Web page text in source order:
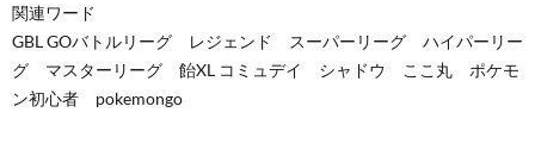
関連ワード
GBL GOバトルリーグ レジェンド スーパーリーグ ハイパーリー
グ マスターリーグ 飴XL コミュデイ シャドウ ここ丸 ポケモ
ン初心者 pokemongo